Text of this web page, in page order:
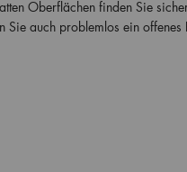
Oberflächen finden Sie
Sie auch problemlos ein offenes